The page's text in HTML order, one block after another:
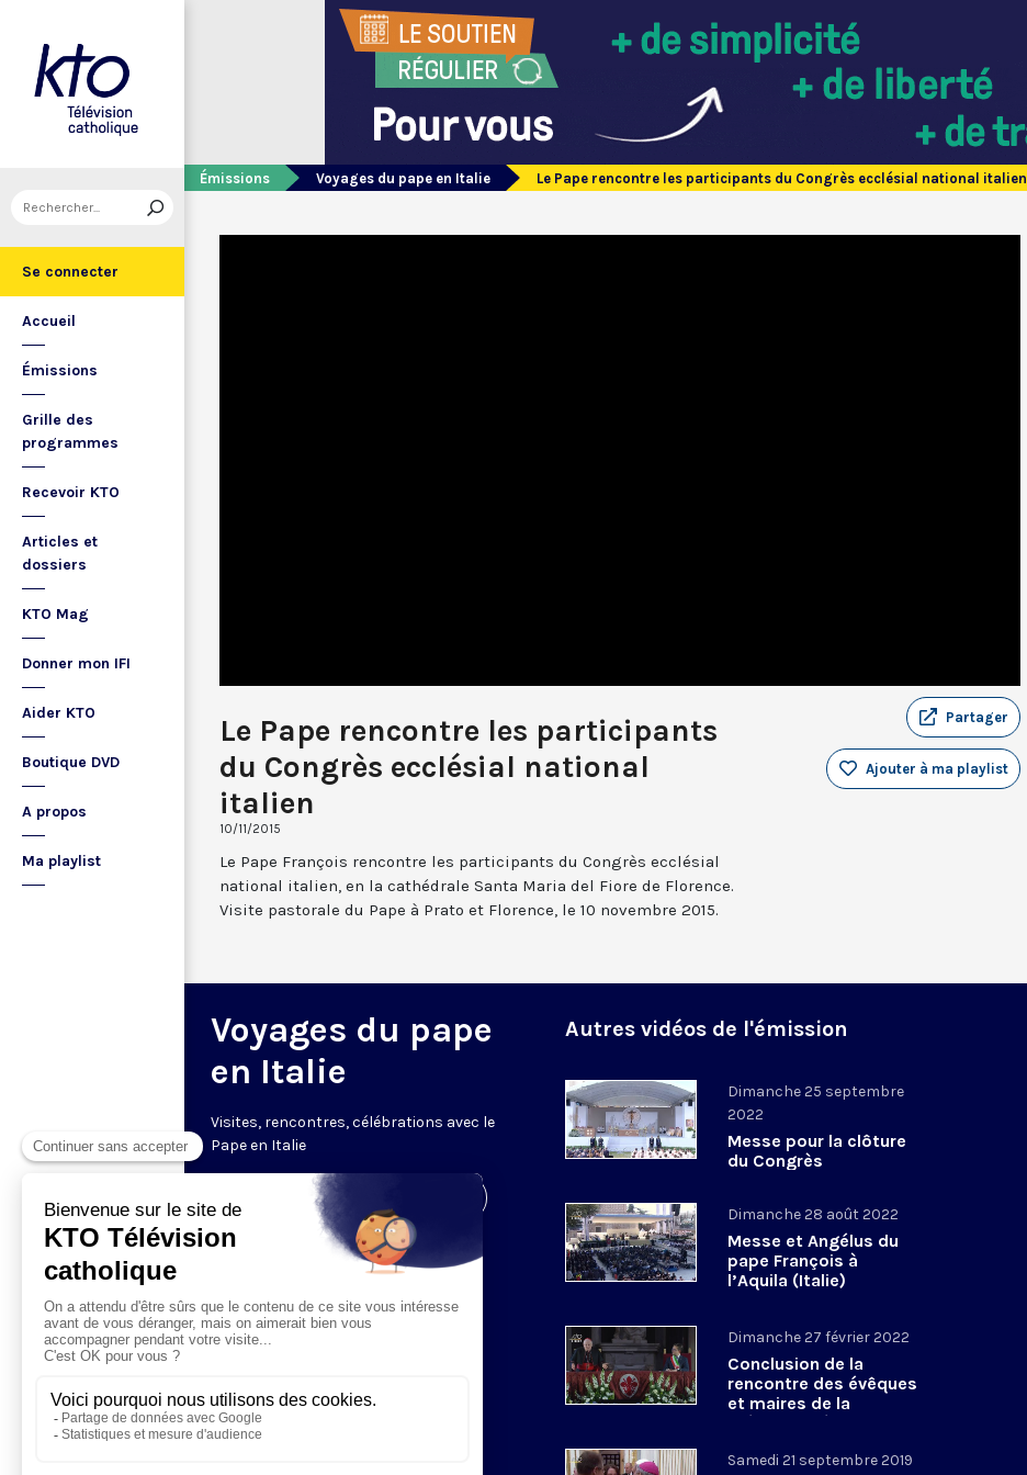
Se connecter
Accueil
Émissions
Grille des
programmes
Recevoir KTO
Articles et
dossiers
KTO Mag
Donner mon IFI
Aider KTO
Boutique DVD
A propos
Ma playlist
Émissions Voyages du pape en Italie Le Pape rencontre les participants du Congrès ecclésial national italien
Le Pape rencontre les participants
du Congrès ecclésial national
italien
10/11/2015
Partager
Ajouter à ma playlist
Le Pape François rencontre les participants du Congrès ecclésial
national italien, en la cathédrale Santa Maria del Fiore de Florence.
Visite pastorale du Pape à Prato et Florence, le 10 novembre 2015.
Voyages du pape
en Italie
Visites, rencontres, célébrations avec le
Pape en Italie
Visiter la page de l'émission
Autres vidéos de l'émission
Dimanche 25 septembre
2022
Messe pour la clôture
du Congrès
Dimanche 28 août 2022
Messe et Angélus du
pape François à
l’Aquila (Italie)
Dimanche 27 février 2022
Conclusion de la
rencontre des évêques
et maires de la
méditerranée
Samedi 21 septembre 2019